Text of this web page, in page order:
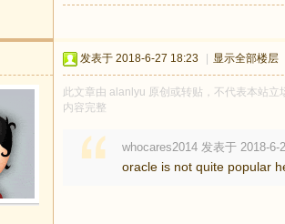
发表于 2018-6-27 18:23 显示全部楼层
此文章由 alanlyu 原创或转贴，不代表本站
内容完整
whocares2014 发表于 2018-6-
oracle is not quite popular